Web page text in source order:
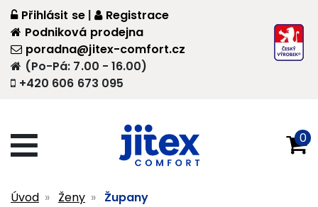
+420 606 673 095
(Po-Pá: 7.00 - 16.00)
poradna@jitex-comfort.cz
Přihlásit se |
Registrace
Podniková prodejna
0
Úvod Ženy Župany